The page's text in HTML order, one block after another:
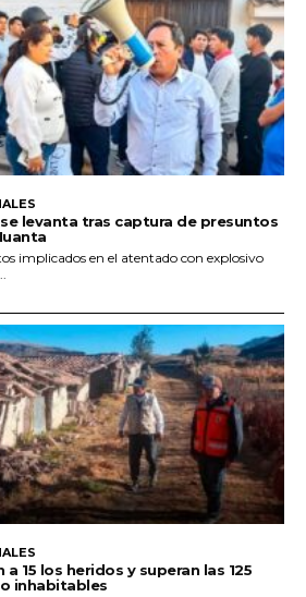
levanta tras captura de presuntos
implicados en el atentado con explosivo
a 15 los heridos y superan las 125
inhabitables